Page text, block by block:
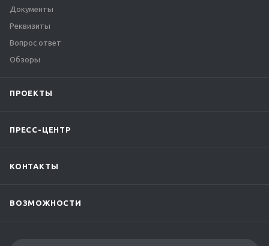
Документы
Реквизиты
Вопрос ответ
Обзоры
ПРОЕКТЫ
ПРЕСС-ЦЕНТР
КОНТАКТЫ
ВОЗМОЖНОСТИ